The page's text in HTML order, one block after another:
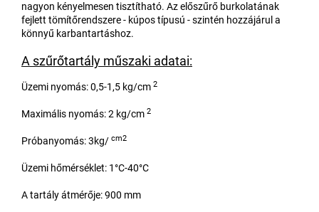
nagyon kényelmesen tisztítható. Az előszűrő burkolatának
fejlett tömítőrendszere - kúpos típusú - szintén hozzájárul a
könnyű karbantartáshoz.
A szűrőtartály műszaki adatai:
Üzemi nyomás: 0,5-1,5 kg/cm 2
Maximális nyomás: 2 kg/cm 2
Próbanyomás: 3kg/ cm2
Üzemi hőmérséklet: 1°C-40°C
A tartály átmérője: 900 mm